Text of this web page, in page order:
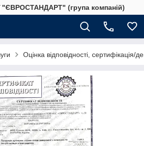
"ЄВРОСТАНДАРТ" (група компаній)
Оцінка відповідності, сертифікація/